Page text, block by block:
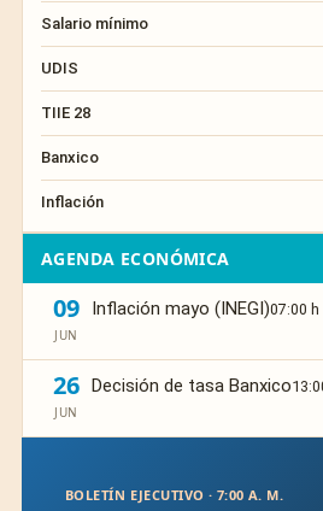
Salario mínimo
UDIS
TIIE 28
Banxico
Inflación
AGENDA ECONÓMICA
09
JUN
Inflación mayo (INEGI)07:00 h
26
JUN
Decisión de tasa Banxico
BOLETÍN EJECUTIVO · 7:00 A. M.